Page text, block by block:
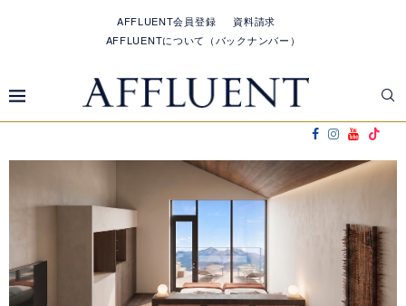
AFFLUENT会員登録
資料請求
AFFLUENTについて（バックナンバー）